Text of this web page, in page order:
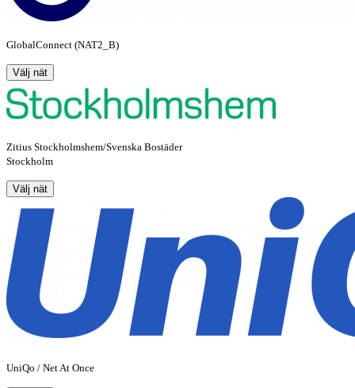
GlobalConnect (NAT2_B)
Välj nät
Zitius Stockholmshem/Svenska Bostäder
Stockholm
Välj nät
UniQo / Net At Once